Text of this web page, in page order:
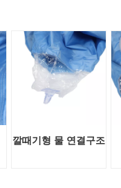
깔때기형 물 연결구조